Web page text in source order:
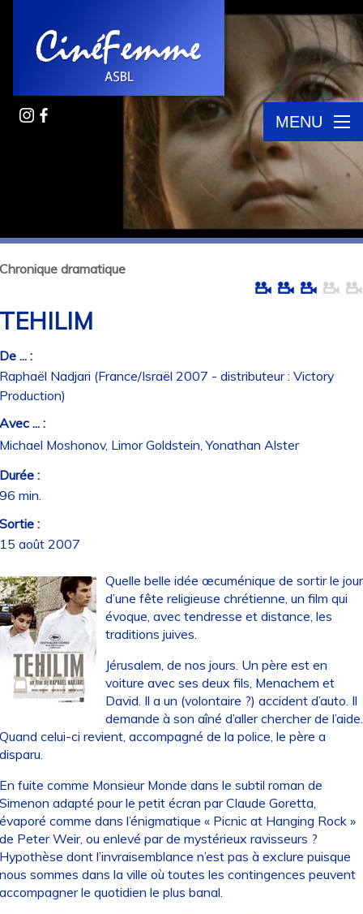
MENU
dramatique
... :
Nadjari (France/Israël 2007 - distributeur : Victory
... :
Moshonov, Limor Goldstein, Yonathan Alster
:
min.
:
août 2007
Quelle belle idée œcuménique de sortir le jour
d’une fête religieuse chrétienne, un film qui
évoque, avec tendresse et distance, les
traditions juives.
Jérusalem, de nos jours. Un père est en
voiture avec ses deux fils, Menachem et
David. Il a un (volontaire ?) accident d’auto. Il
demande à son aîné d’aller chercher de l’aide.
celui-ci revient, accompagné de la police, le père a
fuite comme Monsieur Monde dans le subtil roman de
adapté pour le petit écran par Claude Goretta,
comme dans l’énigmatique « Picnic at Hanging Rock »
Peter Weir, ou enlevé par de mystérieux ravisseurs ?
dont l’invraisemblance n’est pas à exclure puisque
sommes dans la ville où toutes les contingences peuvent
le quotidien le plus banal.